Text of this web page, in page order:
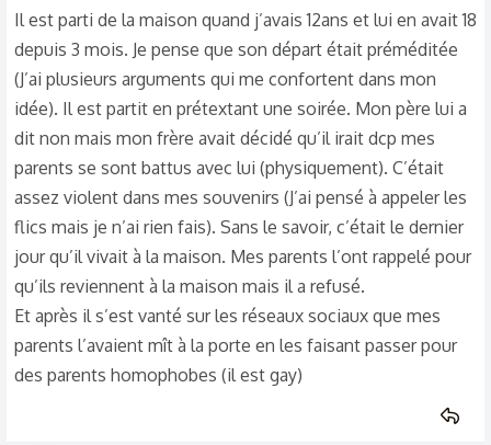
aussi ça m’a aidé. Le problème c’est que c’est une
connaissance ( une pote à mon père) et dcp elle a préféré
arrêter les consultations pour avoir une certaine neutralité.
Depuis je ne vois plus de psy, je n’ose pas le dire à mes
parents mais je voudrais recommencer à voir une psy.
Le 23 avril c’est l’anniversaire de mon frère et mes parents
Heureusement pour moi je n’aurai pas cette corvée d’être
présente ( J’ai un examen pour les Sapeurs-Pompiers).
Aujourd’hui, j’ai 17ans et 18ans dans 3mois et je suis
littéralement perdue. Je ne sais pas quelle réaction avoir si
je dois faire semblant ( Chose que je ndit’arrive plus à faire
depuis que je l’ai vu il y a 1mois). Au début je voulais faire
semblant au moins pour faire plaisir à mes parents mais
même lui dire bonjour je n’y arrive pas. La dernière fois que
je l’ai vu c’était il y a 1 semaine et je me suis retrouvée face
Il est parti de la maison quand j’avais 12ans et lui en avait 18
depuis 3 mois. Je pense que son départ était préméditée
(J’ai plusieurs arguments qui me confortent dans mon
idée). Il est partit en prétextant une soirée. Mon père lui a
dit non mais mon frère avait décidé qu’il irait dcp mes
parents se sont battus avec lui (physiquement). C’était
assez violent dans mes souvenirs (J’ai pensé à appeler les
flics mais je n’ai rien fais). Sans le savoir, c’était le dernier
jour qu’il vivait à la maison. Mes parents l’ont rappelé pour
qu’ils reviennent à la maison mais il a refusé.
Et après il s’est vanté sur les réseaux sociaux que mes
parents l’avaient mît à la porte en les faisant passer pour
des parents homophobes (il est gay)